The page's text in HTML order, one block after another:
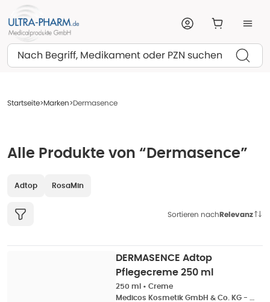
Suchen
Startseite Marken Dermasence
Alle Produkte von “Dermasence”
Adtop RosaMin
Sortieren nachRelevanz
DERMASENCE Adtop
Pflegecreme 250 ml
250 ml • Creme